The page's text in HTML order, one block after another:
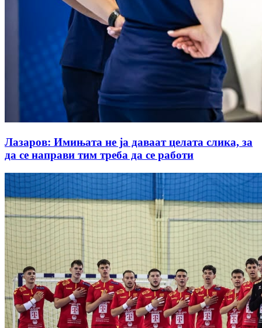
Лазаров: Имињата не ја даваат целата слика, за
да се направи тим треба да се работи